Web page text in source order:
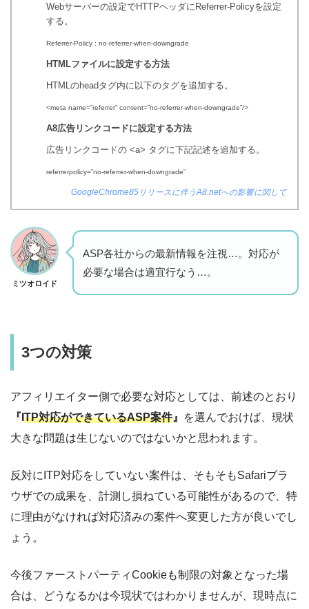
Webサーバーの設定でHTTPヘッダにReferrer-Policyを設定
する。
Referrer-Policy : no-referrer-when-downgrade
HTMLファイルに設定する方法
HTMLのheadタグ内に以下のタグを追加する。
<meta name=”referrer” content=”no-referrer-when-downgrade”/>
A8広告リンクコードに設定する方法
広告リンクコードの <a> タグに下記記述を追加する。
referrerpolicy=”no-referrer-when-downgrade”
GoogleChrome85リリースに伴うA8.netへの影響に関して
ミツオロイド
ASP各社からの最新情報を注視…。対応が
必要な場合は適宜行なう…。
3つの対策
アフィリエイター側で必要な対応としては、前述のとおり
『I TP対応ができているASP案件』
を選んでおけば、現状
大きな問題は生じないのではないかと思われます。
反対にITP対応をしていない案件は、そもそもSafariブラ
ウザでの成果を、計測し損ねている可能性があるので、特
に理由がなければ対応済みの案件へ変更した方が良いでし
ょう。
今後ファーストパーティCookieも制限の対象となった場
合は、どうなるかは今現状ではわかりませんが、現時点に